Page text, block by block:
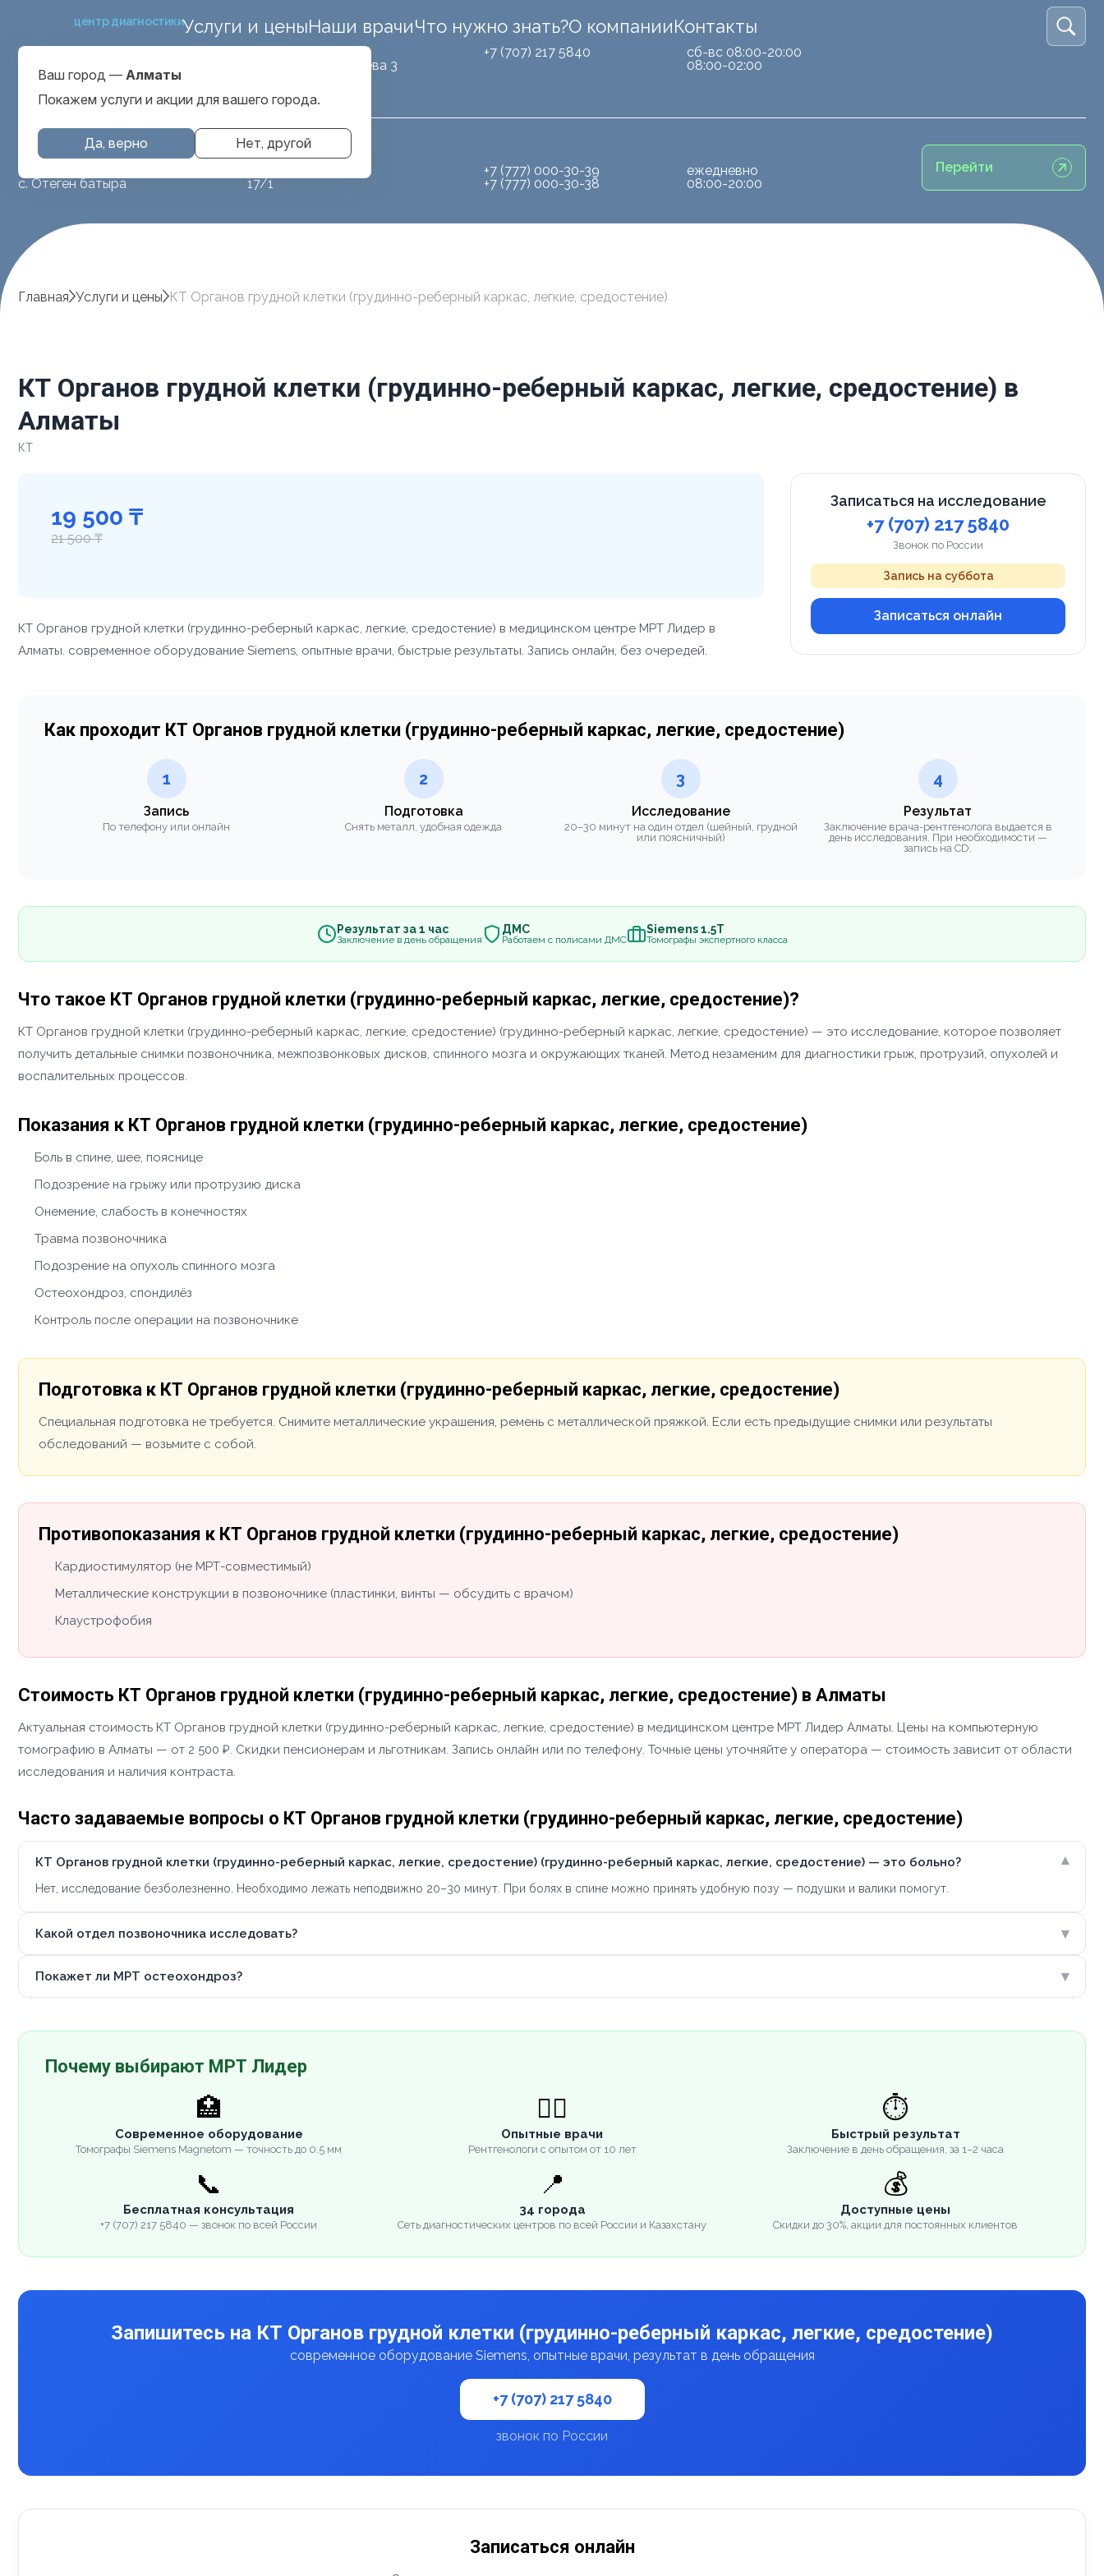
центр диагностикиУслуги и ценыНаши врачиЧто нужно знать?О компанииКонтакты
Выбрать город
Алматы
МРТ животным
с. Отеген батыра
ул. Макатаева 127Б
проспект Серкебаева 3
17/1
+7 (707) 217 5840
+7 (777) 000-30-39
+7 (777) 000-30-38
сб-вс 08:00-20:00
08:00-02:00
ежедневно
08:00-20:00
Перейти
Ваш город — Алматы
Покажем услуги и акции для вашего города.
Да, верно Нет, другой
Главная Услуги и цены КТ Органов грудной клетки (грудинно-реберный каркас, легкие, средостение)
КТ Органов грудной клетки (грудинно-реберный каркас, легкие, средостение) в
Алматы
КТ
19 500 ₸
21 500 ₸
КТ Органов грудной клетки (грудинно-реберный каркас, легкие, средостение) в медицинском центре МРТ Лидер в
Алматы. современное оборудование Siemens, опытные врачи, быстрые результаты. Запись онлайн, без очередей.
Записаться на исследование
+7 (707) 217 5840
Звонок по России
Запись на суббота
Записаться онлайн
Как проходит КТ Органов грудной клетки (грудинно-реберный каркас, легкие, средостение)
1
Запись
По телефону или онлайн
2
Подготовка
Снять металл, удобная одежда
3
Исследование
20–30 минут на один отдел (шейный, грудной
или поясничный)
4
Результат
Заключение врача-рентгенолога выдается в
день исследования. При необходимости —
запись на CD.
Результат за 1 час
Заключение в день обращения
ДМС
Работаем с полисами ДМС
Siemens 1.5Т
Томографы экспертного класса
Что такое КТ Органов грудной клетки (грудинно-реберный каркас, легкие, средостение)?
КТ Органов грудной клетки (грудинно-реберный каркас, легкие, средостение) (грудинно-реберный каркас, легкие, средостение) — это исследование, которое позволяет
получить детальные снимки позвоночника, межпозвонковых дисков, спинного мозга и окружающих тканей. Метод незаменим для диагностики грыж, протрузий, опухолей и
воспалительных процессов.
Показания к КТ Органов грудной клетки (грудинно-реберный каркас, легкие, средостение)
Боль в спине, шее, пояснице
Подозрение на грыжу или протрузию диска
Онемение, слабость в конечностях
Травма позвоночника
Подозрение на опухоль спинного мозга
Остеохондроз, спондилёз
Контроль после операции на позвоночнике
Подготовка к КТ Органов грудной клетки (грудинно-реберный каркас, легкие, средостение)
Специальная подготовка не требуется. Снимите металлические украшения, ремень с металлической пряжкой. Если есть предыдущие снимки или результаты
обследований — возьмите с собой.
Противопоказания к КТ Органов грудной клетки (грудинно-реберный каркас, легкие, средостение)
Кардиостимулятор (не МРТ-совместимый)
Металлические конструкции в позвоночнике (пластинки, винты — обсудить с врачом)
Клаустрофобия
Стоимость КТ Органов грудной клетки (грудинно-реберный каркас, легкие, средостение) в Алматы
Актуальная стоимость КТ Органов грудной клетки (грудинно-реберный каркас, легкие, средостение) в медицинском центре МРТ Лидер Алматы. Цены на компьютерную
томографию в Алматы — от 2 500 ₽. Скидки пенсионерам и льготникам. Запись онлайн или по телефону. Точные цены уточняйте у оператора — стоимость зависит от области
исследования и наличия контраста.
Часто задаваемые вопросы о КТ Органов грудной клетки (грудинно-реберный каркас, легкие, средостение)
КТ Органов грудной клетки (грудинно-реберный каркас, легкие, средостение) (грудинно-реберный каркас, легкие, средостение) — это больно? ▾
Нет, исследование безболезненно. Необходимо лежать неподвижно 20–30 минут. При болях в спине можно принять удобную позу — подушки и валики помогут.
Какой отдел позвоночника исследовать? ▾
Покажет ли МРТ остеохондроз? ▾
Почему выбирают МРТ Лидер
🏥
Современное оборудование
Томографы Siemens Magnetom — точность до 0.5 мм
👨‍⚕️
Опытные врачи
Рентгенологи с опытом от 10 лет
⏱️
Быстрый результат
Заключение в день обращения, за 1–2 часа
📞
Бесплатная консультация
+7 (707) 217 5840 — звонок по всей России
📍
34 города
Сеть диагностических центров по всей России и Казахстану
💰
Доступные цены
Скидки до 30%, акции для постоянных клиентов
Запишитесь на КТ Органов грудной клетки (грудинно-реберный каркас, легкие, средостение)
современное оборудование Siemens, опытные врачи, результат в день обращения
+7 (707) 217 5840
звонок по России
Записаться онлайн